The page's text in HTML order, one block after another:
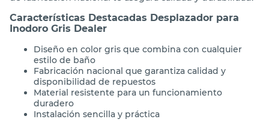
Características Destacadas Desplazador para
Inodoro Gris Dealer
Diseño en color gris que combina con cualquier
estilo de baño
Fabricación nacional que garantiza calidad y
disponibilidad de repuestos
Material resistente para un funcionamiento
duradero
Instalación sencilla y práctica